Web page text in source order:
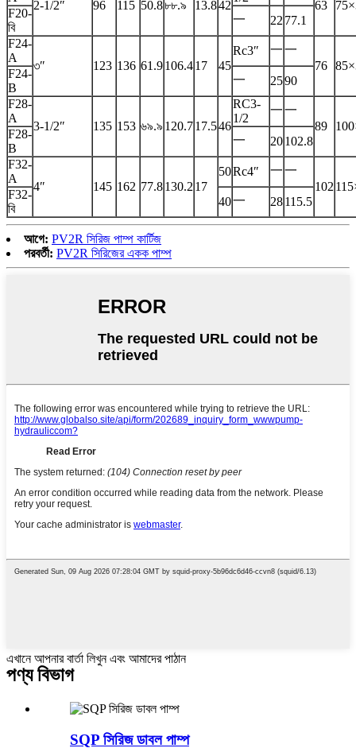
2-1/2″ 96 115 50.8৮৮.৯ 13.842
63
F20-
বি
一 22 77.1
F24-
A
৩″ 123 136 61.9106.417 45
Rc3″ 一一
76
F24-
B
一 2590
F28-
A
3-1/2″ 135 153 ৬৯.৯ 120.717.546
RC3-
1/2
一一
89
F28-
B
一 20102.8
F32-
A
4″ 145 162 77.8130.2 17
50Rc4″ 一一
102
F32-
বি
40一 28115.5
আগে: PV2R সিরিজ পাম্প কার্টিজ
পরবর্তী: PV2R সিরিজের একক পাম্প
এখানে আপনার বার্তা লিখুন এবং আমাদের পাঠান
পণ্য বিভাগ
SQP সিরিজ ডাবল পাম্প